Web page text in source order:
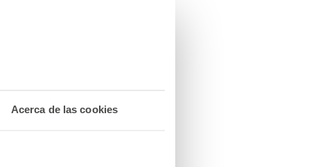
Acerca de las cookies
de protección
que se plantearon al
ha querido
la celebración de su XXVI